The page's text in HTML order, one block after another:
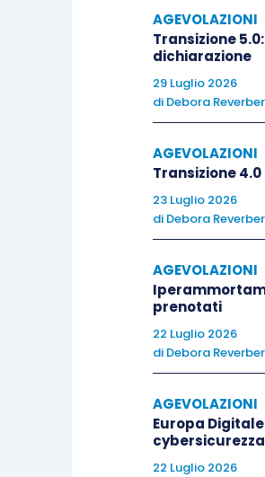
(limite annuale di
massimo dei
intestatari di
Peraltro, con
bilancio 2022ha
bis(articolo 22
compensabilità
2022, il limite
2 milioni di euro
Ilcredito
Secondo il
Regolamento
AGEVOLAZIONI
Transizione
dichiarazione
29 Luglio 2026
di Debora
AGEVOLAZIONI
Transizione
23 Luglio 2026
di Debora
AGEVOLAZIONI
prenotati
22 Luglio 2026
di Debora
AGEVOLAZIONI
Europa
22 Luglio 2026